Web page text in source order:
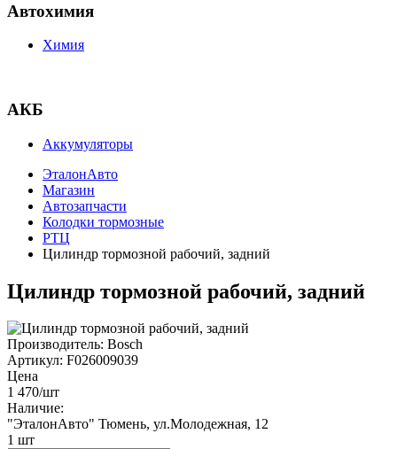
Автохимия
Химия
АКБ
Аккумуляторы
ЭталонАвто
Магазин
Автозапчасти
Колодки тормозные
РТЦ
Цилиндр тормозной рабочий, задний
Цилиндр тормозной рабочий, задний
Производитель: Bosch
Артикул: F026009039
Цена
1 470/шт
Наличие:
"ЭталонАвто" Тюмень, ул.Молодежная, 12
1 шт